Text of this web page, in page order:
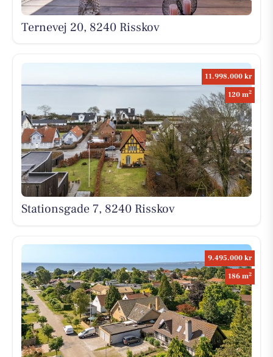
Ternevej 20, 8240 Risskov
11.998.000 kr
120 m2
Stationsgade 7, 8240 Risskov
9.495.000 kr
186 m2